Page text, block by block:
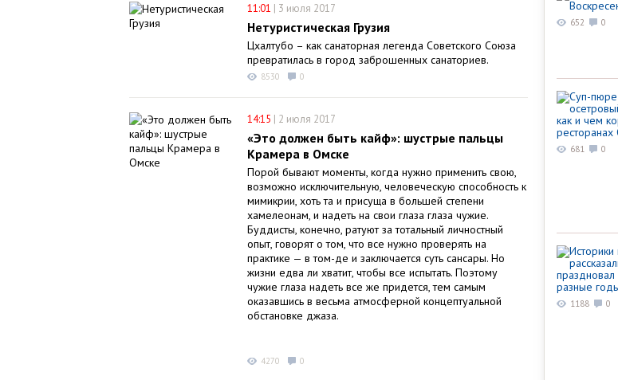
11:01 | 3 июля 2017
Нетуристическая Грузия
Цхалтубо – как санаторная легенда Советского Союза
превратилась в город заброшенных санаториев.
8530 0
14:15 | 2 июля 2017
«Это должен быть кайф»: шустрые пальцы
Крамера в Омске
Порой бывают моменты, когда нужно применить свою,
возможно исключительную, человеческую способность к
мимикрии, хоть та и присуща в большей степени
хамелеонам, и надеть на свои глаза глаза чужие.
Буддисты, конечно, ратуют за тотальный личностный
опыт, говорят о том, что все нужно проверять на
практике — в том-де и заключается суть сансары. Но
жизни едва ли хватит, чтобы все испытать. Поэтому
чужие глаза надеть все же придется, тем самым
оказавшись в весьма атмосферной концептуальной
обстановке джаза.
4270 0
652 0
681 0
1188 0